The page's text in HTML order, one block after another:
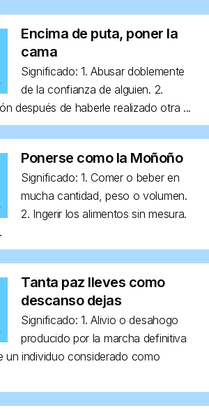
Encima de puta, poner la
cama
Significado: 1. Abusar doblemente
de la confianza de alguien. 2.
después de haberle realizado otra ...
Ponerse como la Moñoño
Significado: 1. Comer o beber en
mucha cantidad, peso o volumen.
2. Ingerir los alimentos sin mesura.
Tanta paz lleves como
descanso dejas
Significado: 1. Alivio o desahogo
producido por la marcha definitiva
un individuo considerado como